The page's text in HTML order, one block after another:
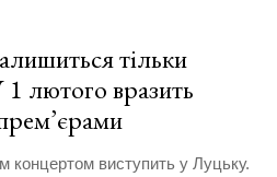
тільки
лютого вразить
концертом виступить у Луцьку.